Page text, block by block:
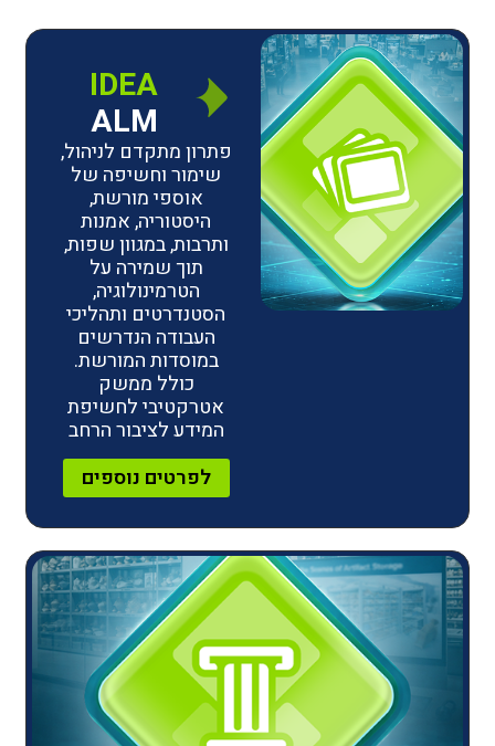
IDEA
ALM
פתרון מתקדם לניהול,
שימור וחשיפה של
אוספי מורשת,
היסטוריה, אמנות
ותרבות, במגוון שפות,
תוך שמירה על
הטרמינולוגיה,
הסטנדרטים ותהליכי
העבודה הנדרשים
במוסדות המורשת.
אטרקטיבי לחשיפת
המידע לציבור הרחב